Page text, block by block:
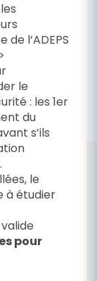
l’ADEPS
le
: les 1er
du
s’ils
le
à étudier
pour